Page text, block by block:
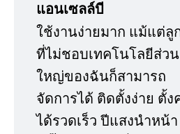
แอนเซลล์บี
ใช้งานง่ายมาก แม้แต่ลู
ที่ไม่ชอบเทคโนโลยีส่วน
ใหญ่ของฉันก็สามารถ
จัดการได้ ติดตั้งง่าย ตั้ง
ได้รวดเร็ว ปีแสงนำหน้า